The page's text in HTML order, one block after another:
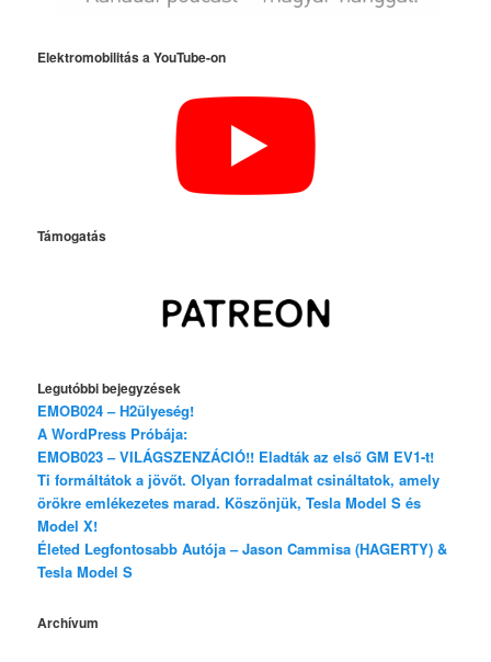
Elektromobilitás a YouTube-on
Támogatás
Legutóbbi bejegyzések
EMOB024 – H2ülyeség!
A WordPress Próbája:
EMOB023 – VILÁGSZENZÁCIÓ!! Eladták az első GM EV1-t!
Ti formáltátok a jövőt. Olyan forradalmat csináltatok, amely
örökre emlékezetes marad. Köszönjük, Tesla Model S és
Model X!
Életed Legfontosabb Autója – Jason Cammisa (HAGERTY) &
Tesla Model S
Archívum